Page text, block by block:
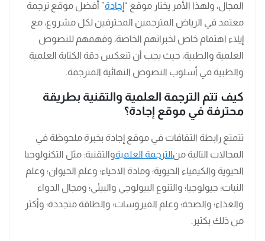
المجال، ولهذا الأمر يختار موقع “إجادة” أفضل موقع ترجمة
معتمد في الرياض المترجمين المحترفين لكل مشروع، مع
إيلاء اهتمام خاص لخبراتهم الخاصة، وفهمهم للنصوص
العلمية والطبية، حيث يجب أن تنعكس دقة الكتابة العلمية
والطبية في أسلوب النصوص النهائية المترجمة.
كيف تتم الترجمة العلمية والتقنية بطريقة
محترفة في موقع إجادة؟
تتمتع رابطة الثقافات في موقع إجادة بخبرة ملحوظة في
المجالات التالية منالترجمة العلميةوالتقنية: مثل التكنولوجيا
الحيوية والكيمياء الحيوية؛ ومادة الاحياء؛ وعلم الحيوان؛ وعلم
النبات؛ جيولوجيا؛ والتنوع البيولوجي والبيئي؛ ومجال الدواء
والغذاء؛ والصحة؛ وعلم الفيروسات؛ والطاقة متجددة؛ وأكثر
من ذلك بكثير.